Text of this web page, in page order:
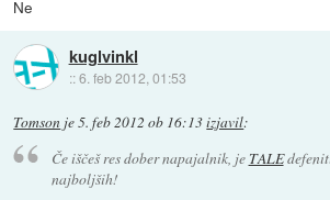
Ne
kuglvinkl
::6. feb 2012, 01:53
Tomson je5. feb 2012 ob 16:13izjavil:
Če iščeš res dober napajalnik, je TALE
najboljših!